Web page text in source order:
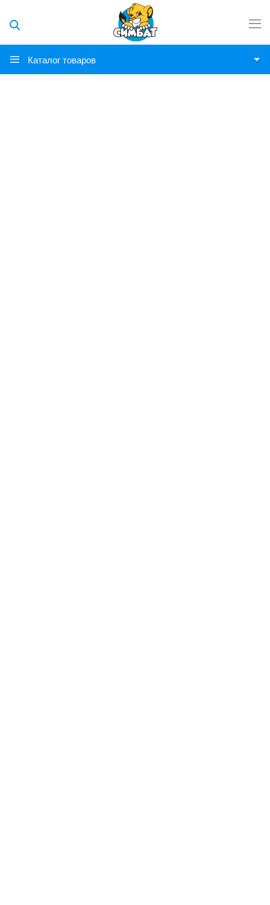
Каталог товаров